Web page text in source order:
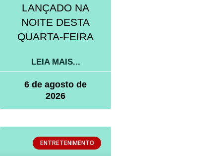
LANÇADO NA
NOITE DESTA
QUARTA-FEIRA
LEIA MAIS...
6 de agosto de
2026
ENTRETENIMENTO